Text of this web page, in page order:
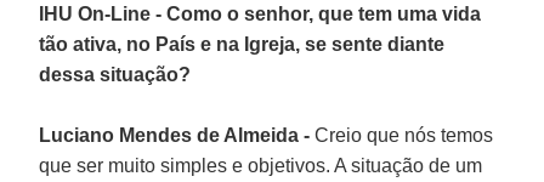
IHU On-Line - Como o senhor, que tem uma vida
tão ativa, no País e na Igreja, se sente diante
dessa situação?
Luciano Mendes de Almeida - Creio que nós temos
que ser muito simples e objetivos. A situação de um